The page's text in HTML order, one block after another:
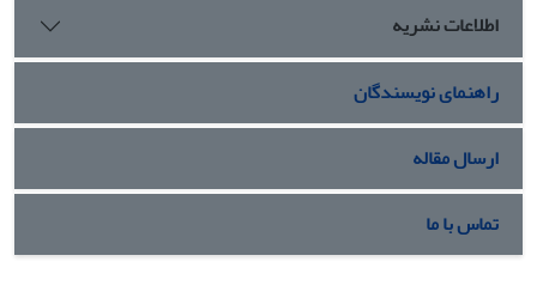
اطلاعات نشریه
راهنمای نویسندگان
ارسال مقاله
تماس با ما